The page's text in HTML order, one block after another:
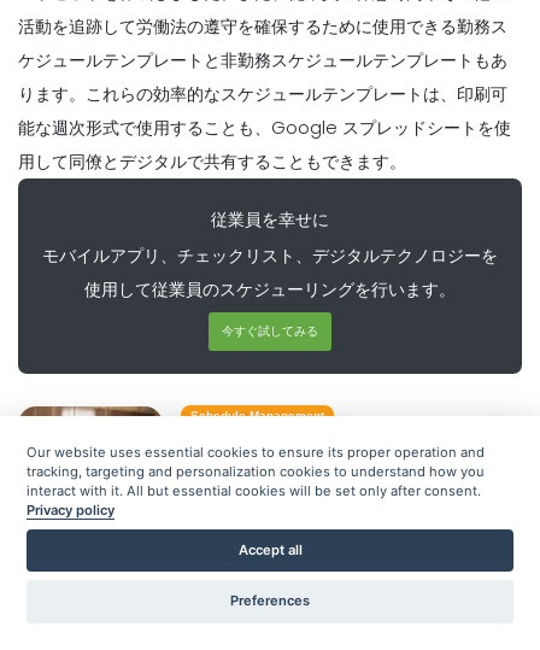
あなたのレストランビジネスが毎日のスケ
ジュールテンプレート
Michelle Jaco Oct 12, 2020
Scheduling
のスケジュールメーカーアプリは何です
か？
Michelle Jaco Oct 12, 2020
Scheduling
従業員作業スケジュール・テンプレートの
なぜあなたはExcelの週間スケジュールテン
プレートの使用を停止する必要があります
Scheduling
スケジュール・プランナ・テンプレート
は、組織の芸術を完成させる
Michelle Jaco Oct 12, 2020
あなたが簡単にあなたの端にスケジューリ
ングミスを避けることができる一般的な従
業員の
Michelle Jaco Oct 12, 2020
Michelle Jaco Oct 12, 2020
Scheduling
あなたのビジネスのための仕事のスケジュ
活動を追跡して労働法の遵守を確保するために使用できる勤務ス
ケジュールテンプレートと非勤務スケジュールテンプレートもあ
ります。これらの効率的なスケジュールテンプレートは、印刷可
能な週次形式で使用することも、Google スプレッドシートを使
用して同僚とデジタルで共有することもできます。
従業員を幸せに
モバイルアプリ、チェックリスト、デジタルテクノロジーを
使用して従業員のスケジューリングを行います。
今すぐ試してみる
Schedule Management
7日間のウィークリースケジュールテンプ
レートを使用してキッチンスタッフを整理
する方法
Sanchari Chatterjee Oct 11, 2022
最高の無料ウィークリースケジュールテン
Our website uses essential cookies to ensure its proper operation and
tracking, targeting and personalization cookies to understand how you
interact with it. All but essential cookies will be set only after consent.
Privacy policy
Accept all
Preferences